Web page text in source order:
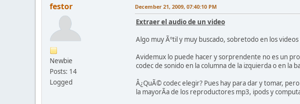
festor
Newbie
Posts: 14
Logged
December 21, 2009, 07:40:10 PM
Extraer el audio de un video
Algo muy Ãºtil y muy buscado, sobretodo en los
Avidemux lo puede hacer y sorprendente no es un
codec de sonido en la columna de la izquierda o en la
Â¿QuÃ© codec elegir? Pues hay para dar y tomar,
la mayorÃ­a de los reproductores mp3, ipods y